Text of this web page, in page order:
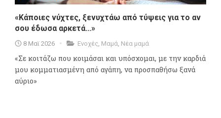
«Κάποιες νύχτες, ξενυχτάω από τύψεις για το αν
σου έδωσα αρκετά...»
8 Μαϊ 2026 Ενοχές Μαμά Νέα μαμά
«Σε κοιτάζω που κοιμάσαι και υπόσχομαι, με την καρδιά
μου κομματιασμένη από αγάπη, να προσπαθήσω ξανά
αύριο»